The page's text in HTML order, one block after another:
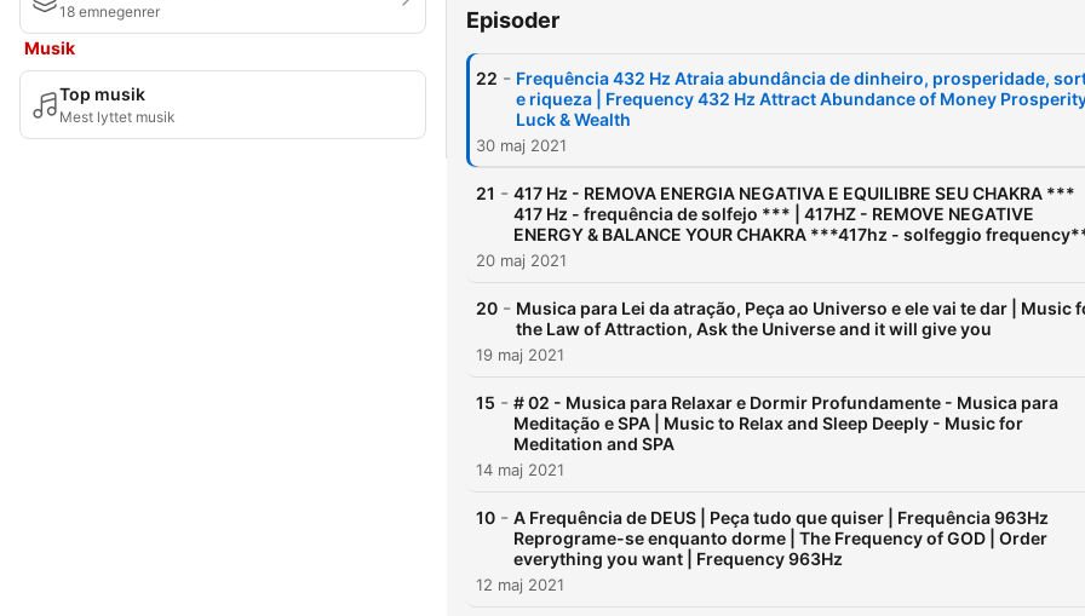
18 emnegenrer
Musik
Top musik
Mest lyttet musik
Episoder
22 - Frequência 432 Hz Atraia abundância de dinheiro, prosperidade,
e riqueza | Frequency 432 Hz Attract Abundance of Money
Luck & Wealth
30 maj 2021
21 - 417 Hz - REMOVA ENERGIA NEGATIVA E EQUILIBRE SEU CHAKRA ***
417 Hz - frequência de solfejo *** | 417HZ - REMOVE NEGATIVE
ENERGY & BALANCE YOUR CHAKRA ***417hz - solfeggio
20 maj 2021
20 - Musica para Lei da atração, Peça ao Universo e ele vai te dar | Music
the Law of Attraction, Ask the Universe and it will give you
19 maj 2021
15 - # 02 - Musica para Relaxar e Dormir Profundamente - Musica para
Meditação e SPA | Music to Relax and Sleep Deeply - Music for
Meditation and SPA
14 maj 2021
10 - A Frequência de DEUS | Peça tudo que quiser | Frequência 963Hz
Reprograme-se enquanto dorme | The Frequency of GOD | Order
everything you want | Frequency 963Hz
12 maj 2021